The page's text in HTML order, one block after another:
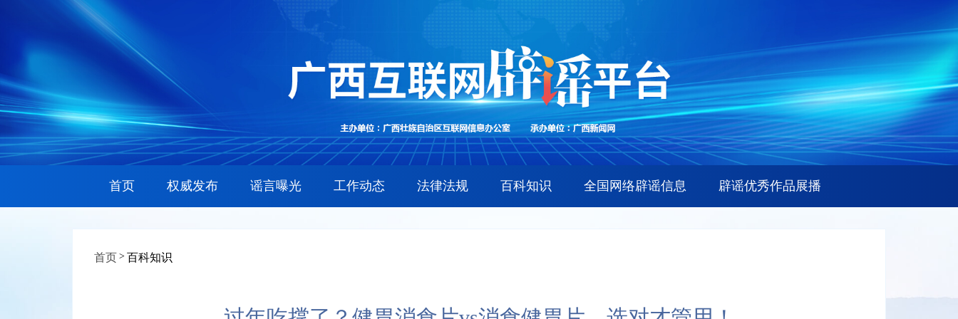
首页 权威发布 谣言曝光 工作动态 法律法规 百科知识 全国网络辟谣信息 辟谣优秀作品展播
首页 > 百科知识